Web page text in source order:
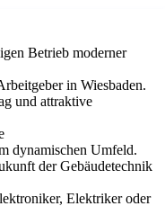
Betrieb moderner
in Wiesbaden.
und attraktive
dynamischen Umfeld.
der Gebäudetechnik
Elektriker oder